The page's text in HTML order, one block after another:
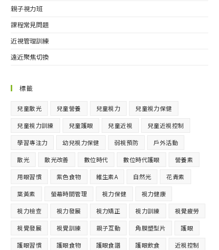
親子視力班
課程常見問題
近視管理訓練
遠近聚焦切換
標籤
兒童散光 兒童營養 兒童視力 兒童視力保健
兒童視力訓練 兒童護眼 兒童近視 兒童近視控制
學習專注力 幼兒視力保健 弱視預防 戶外活動
散光 散光改善 數位時代 數位時代護眼 營養素
用眼習慣 紫色食物 維生素A 自然光 花青素
葉黃素 螢幕時間管理 視力保健 視力健康
視力檢查 視力發展 視力矯正 視力訓練 視覺疲勞
視覺發展 視覺訓練 親子互動 角膜塑型片 護眼
護眼習慣 護眼食物 護眼食譜 護眼飲食 近視控制